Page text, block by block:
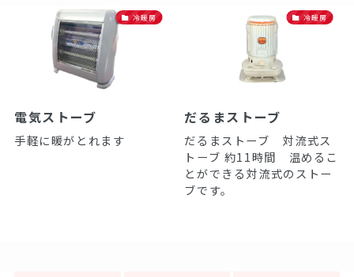
冷暖房
電気ストーブ
手軽に暖がとれます
冷暖房
だるまストーブ
だるまストーブ 対流式ス
トーブ 約11時間 温めるこ
とができる対流式のストー
ブです。